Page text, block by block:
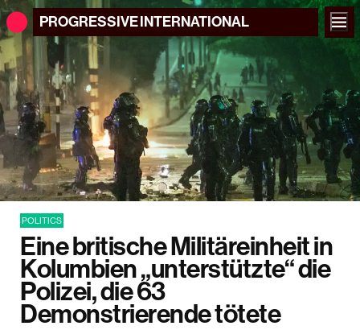
PROGRESSIVEINTERNATIONAL
POLITICS
Eine britische Militäreinheit in
Kolumbien „unterstützte“ die
Polizei, die 63
Demonstrierende tötete